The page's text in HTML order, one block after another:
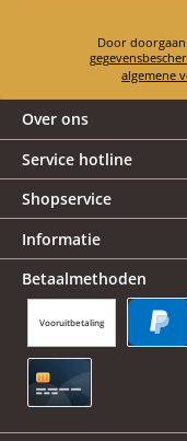
algemene
Over ons
Service hotline
Shopservice
Informatie
Betaalmethoden
Vooruitbetaling